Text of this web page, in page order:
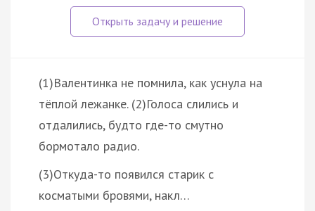
(1)Валентинка не помнила, как уснула на
тёплой лежанке. (2)Голоса слились и
отдалились, будто где-то смутно
бормотало радио.
(3)Откуда-то появился старик с
косматыми бровями, накл…